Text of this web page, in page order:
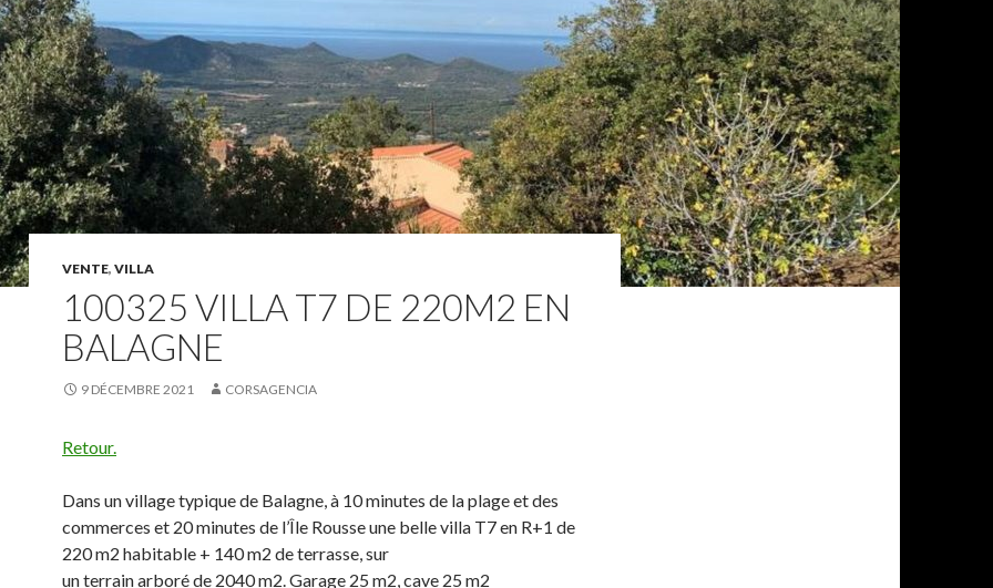
VENTE, VILLA
100325 VILLA T7 DE 220M2 EN
BALAGNE
9 DÉCEMBRE 2021 CORSAGENCIA
Retour.
Dans un village typique de Balagne, à 10 minutes de la plage et des
commerces et 20 minutes de l’Île Rousse une belle villa T7 en R+1 de
220 m2 habitable + 140 m2 de terrasse, sur
un terrain arboré de 2040 m2. Garage 25 m2, cave 25 m2